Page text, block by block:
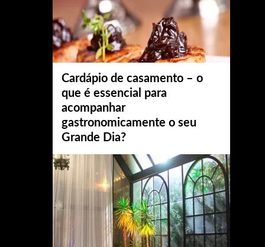
Cardápio de casamento – o
que é essencial para
acompanhar
gastronomicamente o seu
Grande Dia?